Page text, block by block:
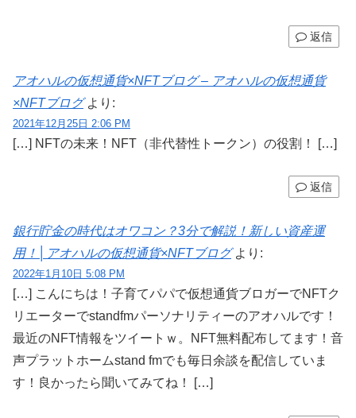
返信
アオハルの仮想通貨×NFTブログ – アオハルの仮想通貨
×NFTブログ より:
2021年12月25日 2:06 PM
[…] NFTの未来！NFT（非代替性トークン）の役割！ […]
返信
銀行貯金の時代はオワコン？3分で解説！新しい資産運
用！│アオハルの仮想通貨×NFTブログ より:
2022年1月10日 5:08 PM
[…] こんにちは！子育てパパで仮想通貨ブロガーでNFTク
リエーターでstandfmパーソナリティーのアオハルです！
最近のNFT情報をツイートｗ。NFT無料配布してます！音
声プラットホームstand fmでも毎日余談を配信していま
す！良かったら聞いてみてね！ […]